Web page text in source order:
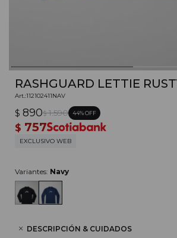
RASHGUARD LETTIE
112102411NAV
$ 890$ 1.590 44
$ 757
EXCLUSIVO WEB
Variantes: Navy
DESCRIPCIÓN & CUIDADOS